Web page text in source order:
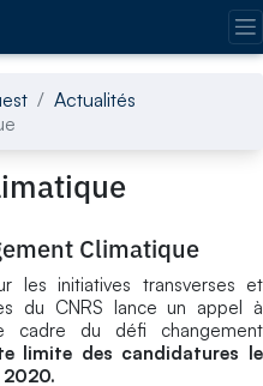
Actualités
Climatique
les initiatives transverses et
du CNRS lance un appel à
cadre du défi changement
limite des candidatures le